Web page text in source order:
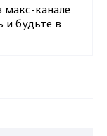
макс-канале
и будьте в